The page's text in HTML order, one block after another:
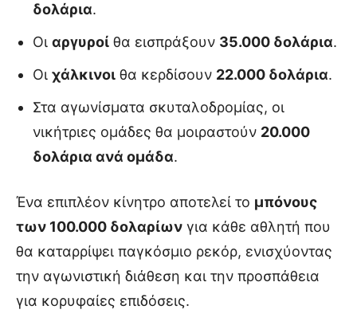
δολάρια.
Οι αργυροί θα εισπράξουν 35.000 δολάρια.
Οι χάλκινοι θα κερδίσουν 22.000 δολάρια.
Στα αγωνίσματα σκυταλοδρομίας, οι
νικήτριες ομάδες θα μοιραστούν 20.000
δολάρια ανά ομάδα.
Ένα επιπλέον κίνητρο αποτελεί το μπόνους
των 100.000 δολαρίων για κάθε αθλητή που
θα καταρρίψει παγκόσμιο ρεκόρ, ενισχύοντας
την αγωνιστική διάθεση και την προσπάθεια
για κορυφαίες επιδόσεις.